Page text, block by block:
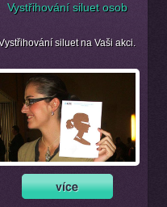
Vystřihování siluet osob
siluet na Vaši akci.